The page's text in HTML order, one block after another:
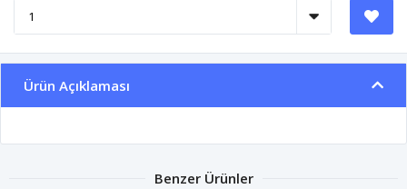
Ürün Açıklaması
Benzer Ürünler